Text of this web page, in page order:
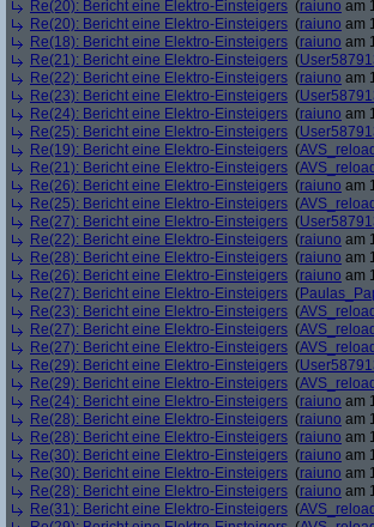
Re(20): Bericht eine Elektro-Einsteigers (raiuno am
Re(20): Bericht eine Elektro-Einsteigers (raiuno am
Re(18): Bericht eine Elektro-Einsteigers (raiuno am
Re(21): Bericht eine Elektro-Einsteigers (
Re(22): Bericht eine Elektro-Einsteigers (raiuno am
Re(23): Bericht eine Elektro-Einsteigers (
Re(24): Bericht eine Elektro-Einsteigers (raiuno am
Re(25): Bericht eine Elektro-Einsteigers (
Re(19): Bericht eine Elektro-Einsteigers (
Re(21): Bericht eine Elektro-Einsteigers (
Re(26): Bericht eine Elektro-Einsteigers (raiuno am
Re(25): Bericht eine Elektro-Einsteigers (
Re(27): Bericht eine Elektro-Einsteigers (
Re(22): Bericht eine Elektro-Einsteigers (raiuno am
Re(28): Bericht eine Elektro-Einsteigers (raiuno am
Re(26): Bericht eine Elektro-Einsteigers (raiuno am
Re(27): Bericht eine Elektro-Einsteigers (
Re(23): Bericht eine Elektro-Einsteigers (
Re(27): Bericht eine Elektro-Einsteigers (
Re(27): Bericht eine Elektro-Einsteigers (
Re(29): Bericht eine Elektro-Einsteigers (
Re(29): Bericht eine Elektro-Einsteigers (
Re(24): Bericht eine Elektro-Einsteigers (raiuno am
Re(28): Bericht eine Elektro-Einsteigers (raiuno am
Re(28): Bericht eine Elektro-Einsteigers (raiuno am
Re(30): Bericht eine Elektro-Einsteigers (raiuno am
Re(30): Bericht eine Elektro-Einsteigers (raiuno am
Re(28): Bericht eine Elektro-Einsteigers (raiuno am
Re(31): Bericht eine Elektro-Einsteigers (